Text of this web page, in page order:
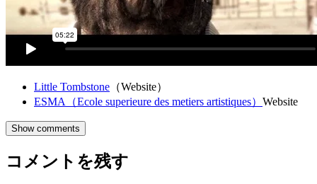
Little Tombstone （Website）
ESMA（Ecole superieure des metiers artistiques） Website
Show comments
コメントを残す